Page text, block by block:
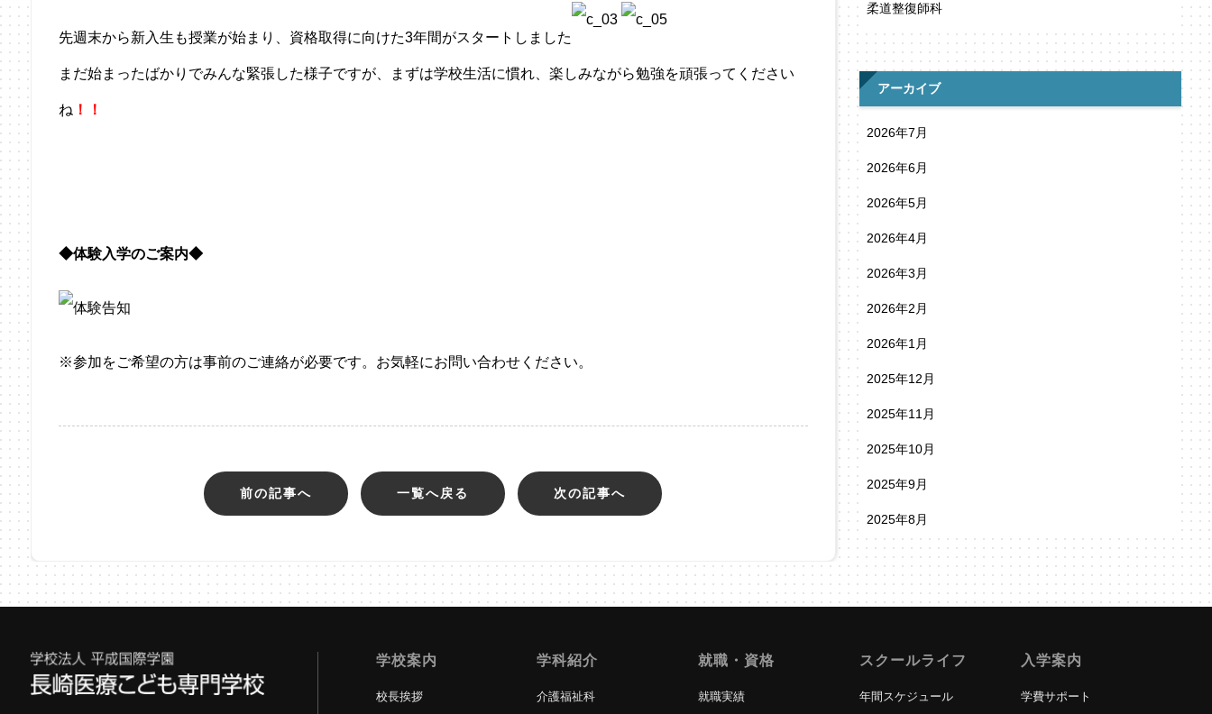
先週末から新入生も授業が始まり、資格取得に向けた3年間がスタートしました
まだ始まったばかりでみんな緊張した様子ですが、まずは学校生活に慣れ、楽しみながら勉強を頑張ってください
ね ！！
◆体験入学のご案内◆
※参加をご希望の方は事前のご連絡が必要です。お気軽にお問い合わせください。
前の記事へ 一覧へ戻る 次の記事へ
柔道整復師科
アーカイブ
2026年7月
2026年6月
2026年5月
2026年4月
2026年3月
2026年2月
2026年1月
2025年12月
2025年11月
2025年10月
2025年9月
2025年8月
学校案内
校長挨拶
学科紹介
介護福祉科
就職・資格
就職実績
スクールライフ
年間スケジュール
入学案内
学費サポート